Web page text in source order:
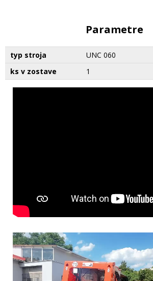
Parametre
typ stroja
UNC 060
ks v zostave
1